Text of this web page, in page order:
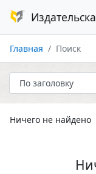
Главная Поиск
Ничего не найдено